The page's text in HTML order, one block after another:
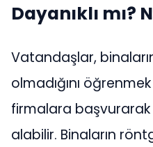
Dayanıklı mı?
Vatandaşlar,
olmadığını
firmalara başvurarak
alabilir. Binaların